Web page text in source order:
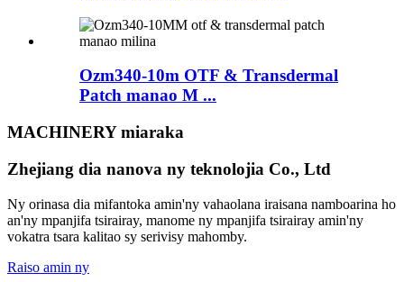
Ozm340-10m OTF & Transdermal
Patch manao M ...
MACHINERY miaraka
Zhejiang dia nanova ny teknolojia Co., Ltd
Ny orinasa dia mifantoka amin'ny vahaolana iraisana namboarina ho
an'ny mpanjifa tsirairay, manome ny mpanjifa tsirairay amin'ny
vokatra tsara kalitao sy serivisy mahomby.
Raiso amin ny